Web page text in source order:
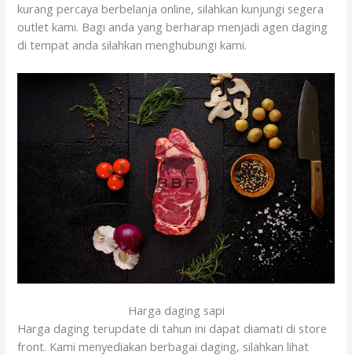
kurang percaya berbelanja online, silahkan kunjungi segera
outlet kami. Bagi anda yang berharap menjadi agen daging
di tempat anda silahkan menghubungi kami.
Harga daging sapi
Harga daging terupdate di tahun ini dapat diamati di store
front. Kami menyediakan berbagai daging, silahkan lihat